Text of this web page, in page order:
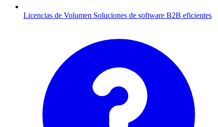
Licencias de Volumen Soluciones de software B2B eficientes